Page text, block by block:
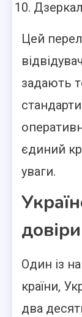
Цей
задають
єдиний
уваги.
Один із
країни,
два